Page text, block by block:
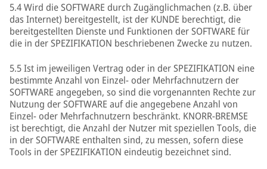
5.4 Wird die SOFTWARE durch Zugänglichmachen (z.B. über
das Internet) bereitgestellt, ist der KUNDE berechtigt, die
bereitgestellten Dienste und Funktionen der SOFTWARE für
die in der SPEZIFIKATION beschriebenen Zwecke zu nutzen.
5.5 Ist im jeweiligen Vertrag oder in der SPEZIFIKATION eine
bestimmte Anzahl von Einzel- oder Mehrfachnutzern der
SOFTWARE angegeben, so sind die vorgenannten Rechte zur
Nutzung der SOFTWARE auf die angegebene Anzahl von
Einzel- oder Mehrfachnutzern beschränkt. KNORR-BREMSE
ist berechtigt, die Anzahl der Nutzer mit speziellen Tools, die
in der SOFTWARE enthalten sind, zu messen, sofern diese
Tools in der SPEZIFIKATION eindeutig bezeichnet sind.